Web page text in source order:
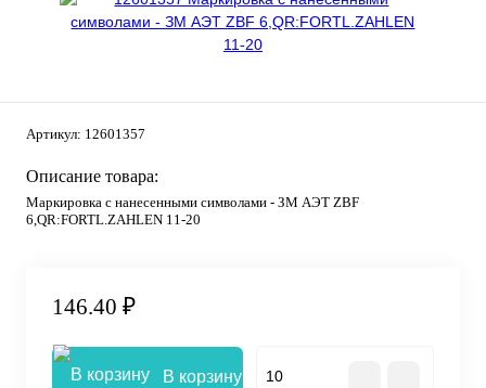
Артикул: 12601357
Описание товара:
Маркировка с нанесенными символами - ЗМ АЭТ ZBF
6,QR:FORTL.ZAHLEN 11-20
146.40 ₽
В корзину